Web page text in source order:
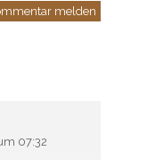
melden
07:32